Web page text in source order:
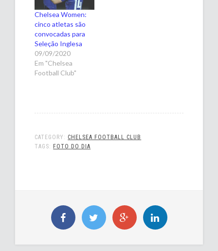
Chelsea Women:
cinco atletas são
convocadas para
Seleção Inglesa
09/09/2020
Em "Chelsea
Football Club"
CATEGORY: CHELSEA FOOTBALL CLUB
TAGS: FOTO DO DIA